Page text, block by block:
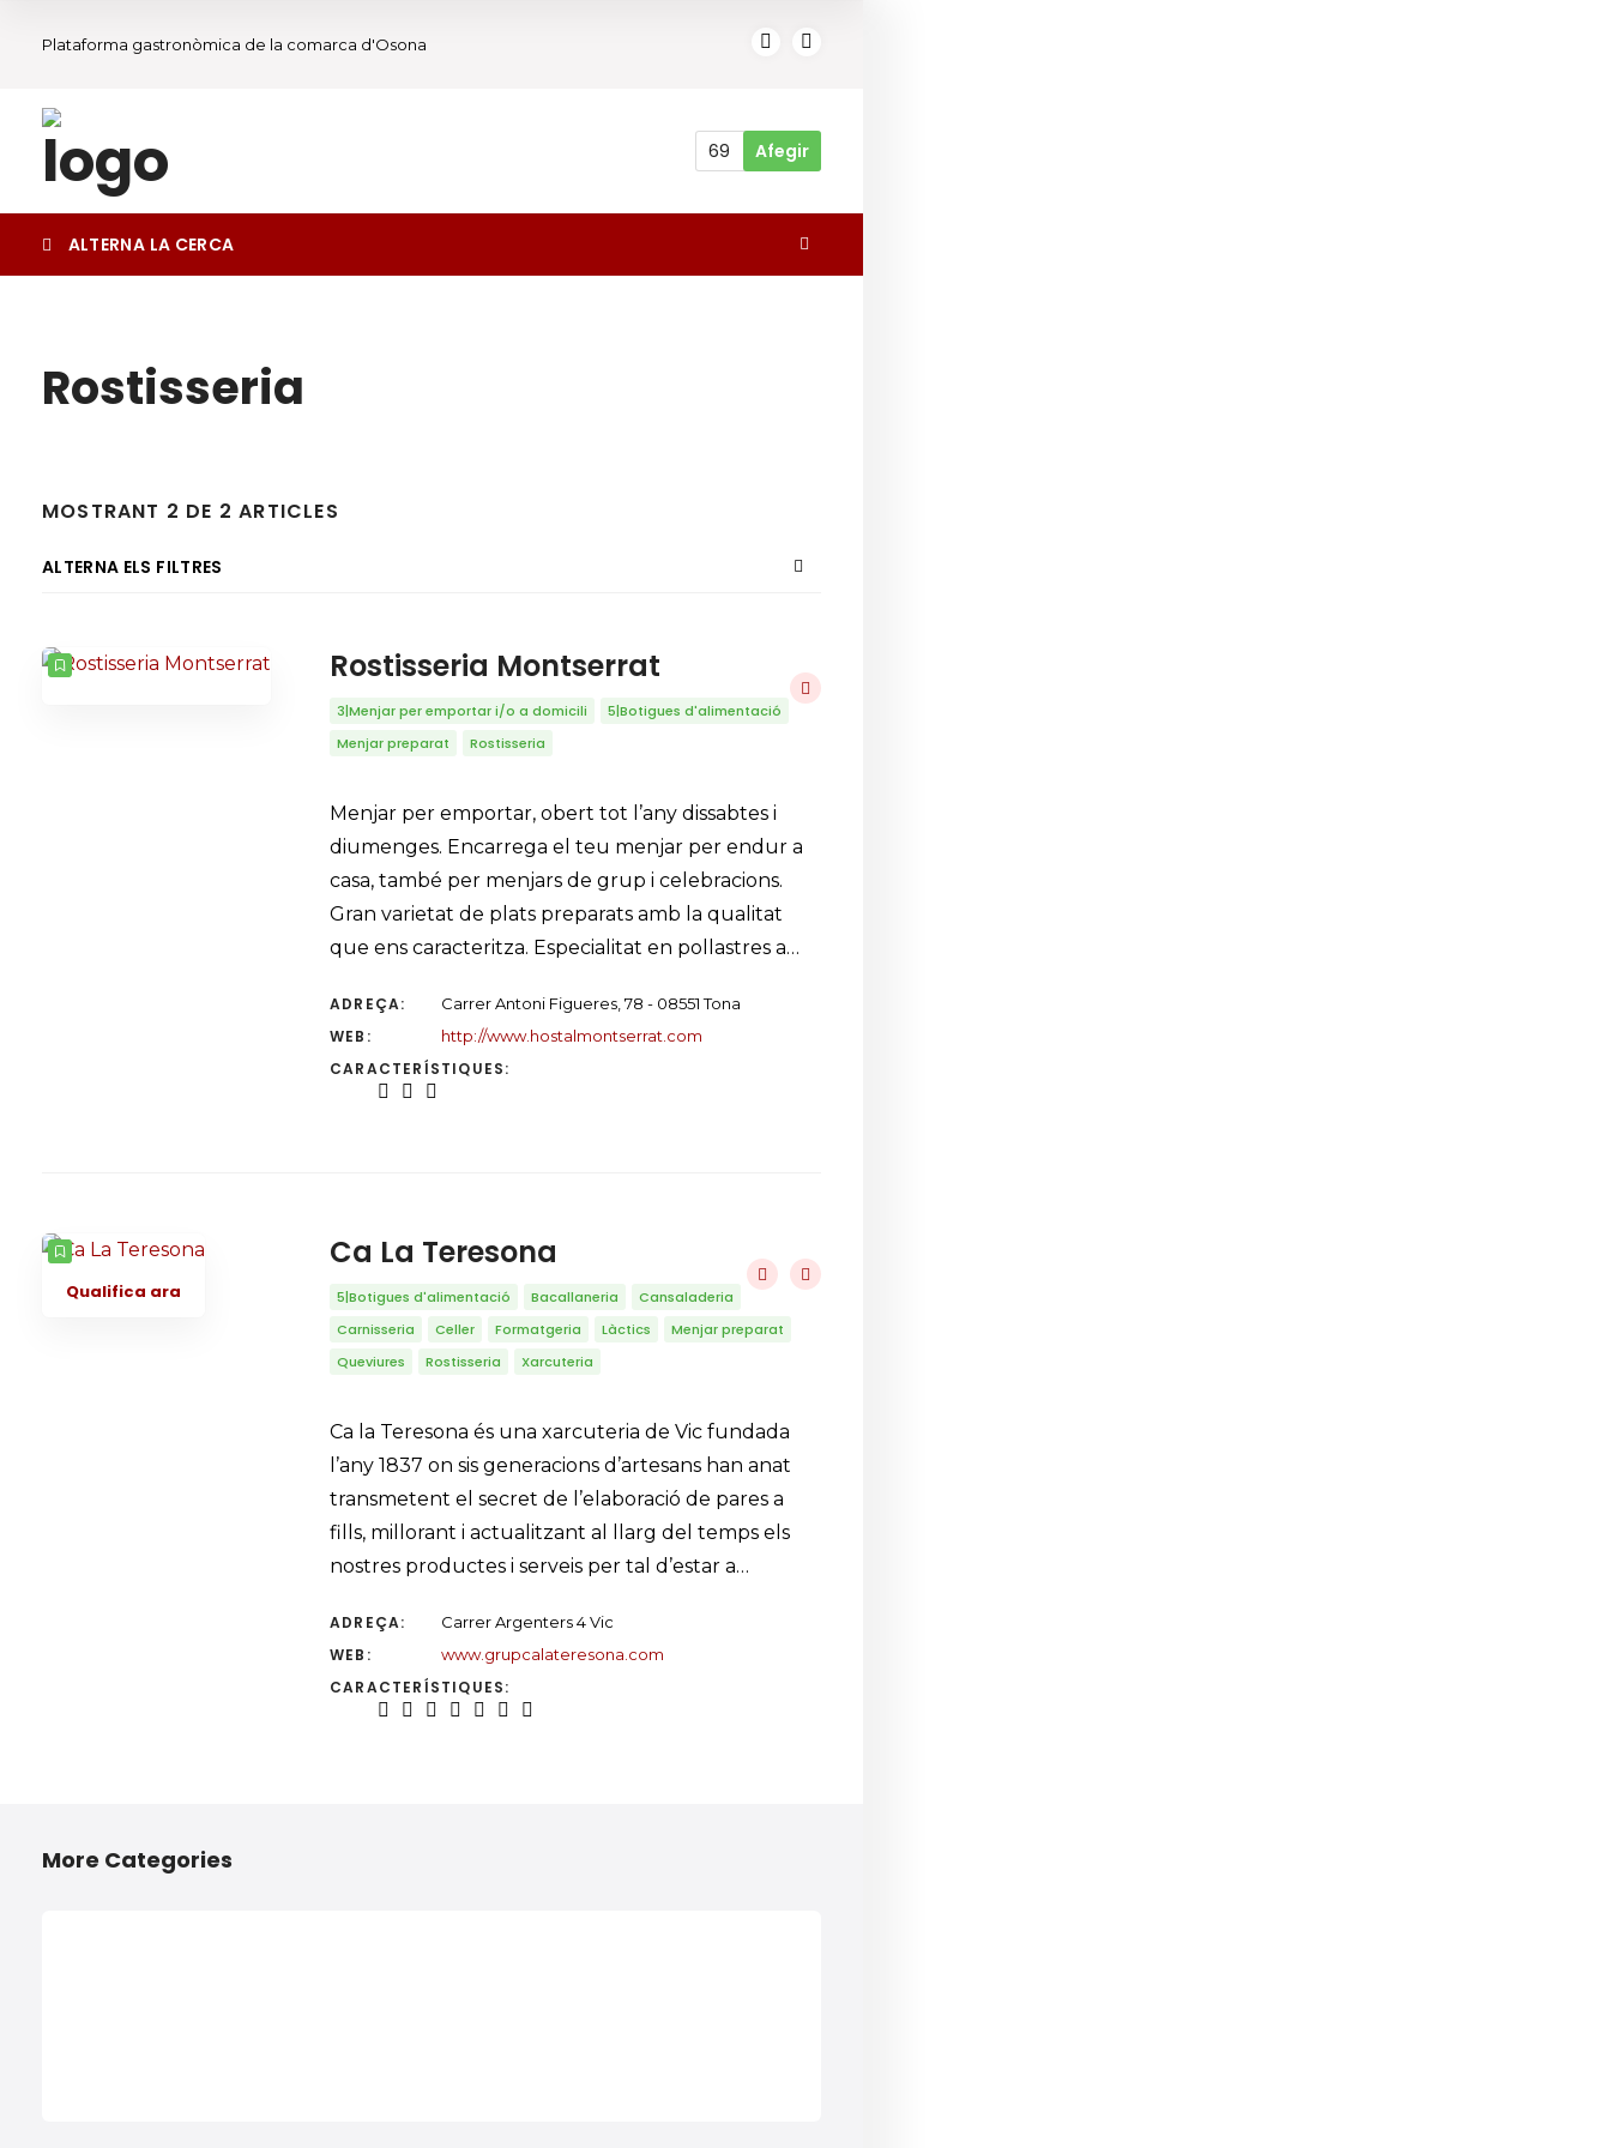
Plataforma gastronòmica de la comarca d'Osona
69 Afegir
ALTERNA LA CERCA
Rostisseria
MOSTRANT 2 DE 2 ARTICLES
ALTERNA ELS FILTRES
COMPTADOR ORDRE
Rostisseria Montserrat
3|Menjar per emportar i/o a domicili
5|Botigues d'alimentació
Menjar preparat
Rostisseria
Menjar per emportar, obert tot l’any dissabtes i
diumenges. Encarrega el teu menjar per endur a
casa, també per menjars de grup i celebracions.
Gran varietat de plats preparats amb la qualitat
que ens caracteritza. Especialitat en pollastres a…
ADREÇA: Carrer Antoni Figueres, 78 - 08551 Tona
WEB: http://www.hostalmontserrat.com
CARACTERÍSTIQUES:
Qualifica ara
Ca La Teresona
5|Botigues d'alimentació Bacallaneria
Cansaladeria
Carnisseria
Celler Formatgeria Làctics
Menjar preparat
Queviures
Rostisseria Xarcuteria
Ca la Teresona és una xarcuteria de Vic fundada
l’any 1837 on sis generacions d’artesans han anat
transmetent el secret de l’elaboració de pares a
fills, millorant i actualitzant al llarg del temps els
nostres productes i serveis per tal d’estar a…
ADREÇA: Carrer Argenters 4 Vic
WEB: www.grupcalateresona.com
CARACTERÍSTIQUES:
More Categories